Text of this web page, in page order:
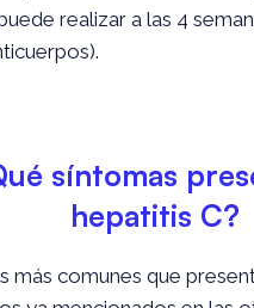
realizar a las 4
síntomas
hepatitis C?
más comunes que